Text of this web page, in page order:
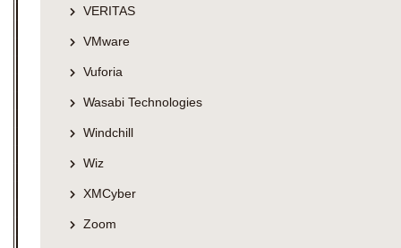
VERITAS
VMware
Vuforia
Wasabi Technologies
Windchill
Wiz
XMCyber
Zoom